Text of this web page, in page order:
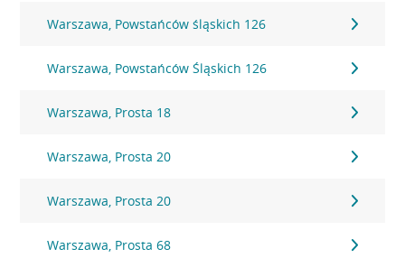
Warszawa, Powstańców śląskich 126
Warszawa, Powstańców Śląskich 126
Warszawa, Prosta 18
Warszawa, Prosta 20
Warszawa, Prosta 20
Warszawa, Prosta 68